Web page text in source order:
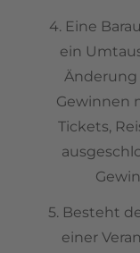
4. Eine
ein
Änderung
Gewinnen
Tickets,
5. Besteht
einer